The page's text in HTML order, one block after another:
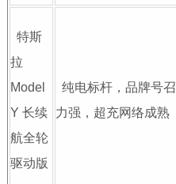
特斯
拉
Model
Y 长续
航全轮
驱动版
纯电标杆，品牌号召
力强，超充网络成熟